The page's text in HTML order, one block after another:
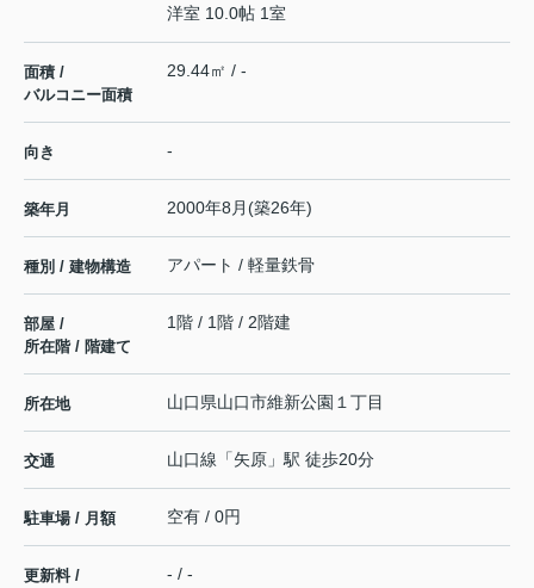
洋室 10.0帖 1室
面積 /
バルコニー面積
29.44㎡ / -
向き -
築年月 2000年8月(築26年)
種別 / 建物構造 アパート / 軽量鉄骨
部屋 /
所在階 / 階建て
1階 / 1階 / 2階建
所在地 山口県山口市維新公園 １丁目
交通 山口線 「矢原 」駅 徒歩20分
駐車場 / 月額 空有 / 0円
更新料 /
- / -